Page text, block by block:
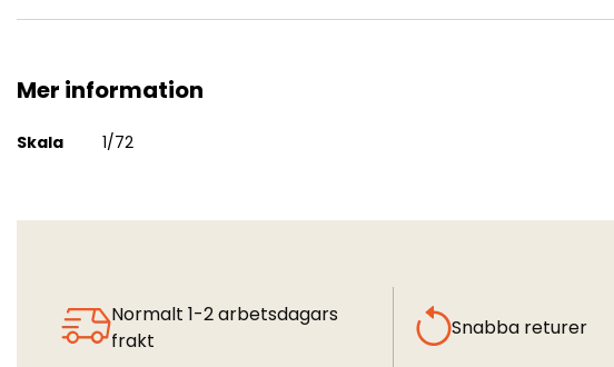
Mer information
Mer
Skala 1/72
Normalt 1-2 arbetsdagars
frakt
Snabba returer